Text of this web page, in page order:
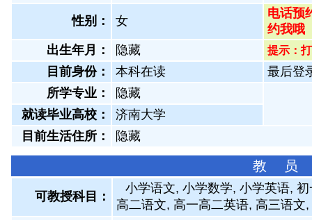
性别： 女
电话预
约我哦
出生年月：
隐藏 提示：
目前身份： 本科在读
最后登
所学专业：
隐藏
就读毕业高校：
济南大学
目前生活住所：
隐藏
教 员
可教授科目：
小学语文, 小学数学, 小学英语,
高二语文, 高一高二英语, 高三语文